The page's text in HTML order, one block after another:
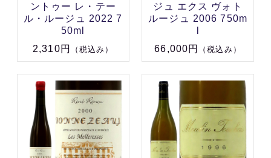
ントゥー レ・テー
ル・ルージュ 2022 7
50ml
2,310円
（税込み）
ジュ エクス ヴォト
ルージュ 2006 750m
66,000円
（税込み）